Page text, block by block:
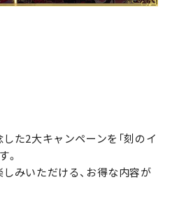
た2大キャンペーンを「刻のイ
。
みいただける、お得な内容が